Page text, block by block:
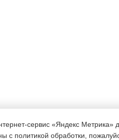
сервис «Яндекс Метрика»
с политикой обработки,